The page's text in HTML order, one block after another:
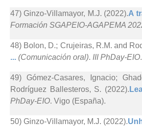
47) Ginzo-Villamayor, M.J. (2022).A
Formación SGAPEIO-AGAPEMA
48) Bolon, D.; Crujeiras, R.M. and
... (Comunicación oral). III PhDay-EIO
49) Gómez-Casares, Ignacio;
Rodríguez Ballesteros, S. (2022).
PhDay-EIO. Vigo (España).
50) Ginzo-Villamayor, M.J. (2022).